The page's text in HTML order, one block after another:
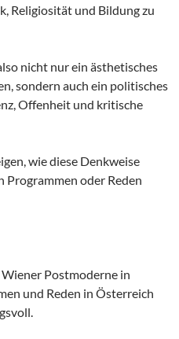
Religiosität und Bildung zu
nicht nur ein ästhetisches
sondern auch ein politisches
Offenheit und kritische
wie diese Denkweise
oder Reden
Postmoderne in
und Reden in Österreich